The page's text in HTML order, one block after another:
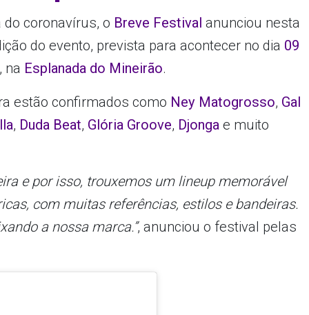
coronavírus, o Breve Festival anunciou nesta
do evento, prevista para acontecer no dia 09
na Esplanada do Mineirão.
estão confirmados como Ney Matogrosso, Gal
, Duda Beat, Glória Groove, Djonga e muito
e por isso, trouxemos um lineup memorável
com muitas referências, estilos e bandeiras.
a nossa marca.”, anunciou o festival pelas